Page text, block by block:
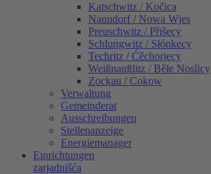
Katschwitz / Kočica
Naundorf / Nowa Wjes
Preuschwitz / Přišecy
Schlungwitz / Słónkecy
Techritz / Ćěchorjecy
Weißnaußlitz / Běłe Noslicy
Zockau / Cokow
Verwaltung
Gemeinderat
Ausschreibungen
Stellenanzeige
Energiemanager
Einrichtungen
zarjadnišća